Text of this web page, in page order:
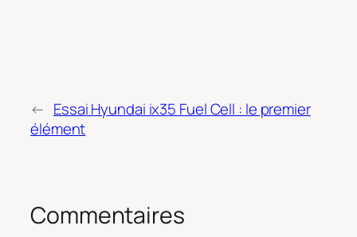
← Essai Hyundai ix35 Fuel Cell : le premier
élément
Commentaires